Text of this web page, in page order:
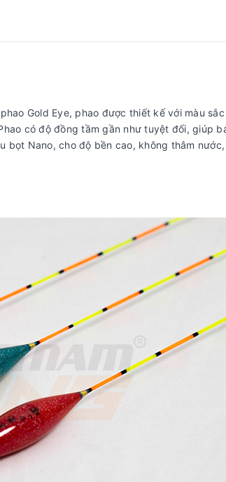
Gold Eye, phao được thiết kế với màu
có độ đồng tầm gần như tuyệt đối, giúp
bọt Nano, cho độ bền cao, không thâm